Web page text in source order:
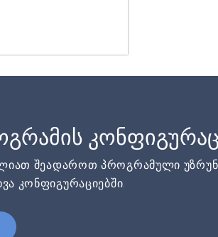
შეადაროთ პროგრამული
კონფიგურაციებში.